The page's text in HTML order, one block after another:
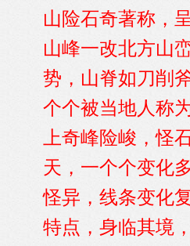
山险石奇著称，
山峰一改北方山
势，山脊如刀削
个个被当地人称
上奇峰险峻，怪
天，一个个变化
怪异，线条变化
特点，身临其境